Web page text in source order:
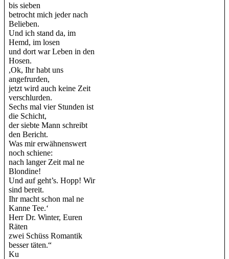
bis sieben
betrocht mich jeder nach
Belieben.
Und ich stand da, im
Hemd, im losen
und dort war Leben in den
Hosen.
,Ok, Ihr habt uns
angefrurden,
jetzt wird auch keine Zeit
verschlurden.
Sechs mal vier Stunden ist
die Schicht,
der siebte Mann schreibt
den Bericht.
Was mir erwähnenswert
noch schiene:
nach langer Zeit mal ne
Blondine!
Und auf geht’s. Hopp! Wir
sind bereit.
Ihr macht schon mal ne
Kanne Tee.‘
Herr Dr. Winter, Euren
Räten
zwei Schüss Romantik
besser täten.“
Ku